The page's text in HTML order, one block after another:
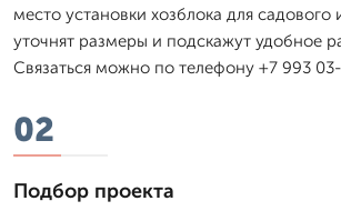
место установки хозблока для садового
уточнят размеры и подскажут удобное
Связаться можно по телефону +7 993
02
Подбор проекта